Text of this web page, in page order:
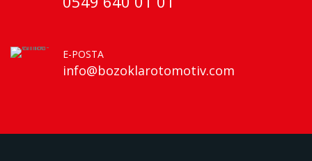
E-POSTA
info@bozoklarotomotiv.com